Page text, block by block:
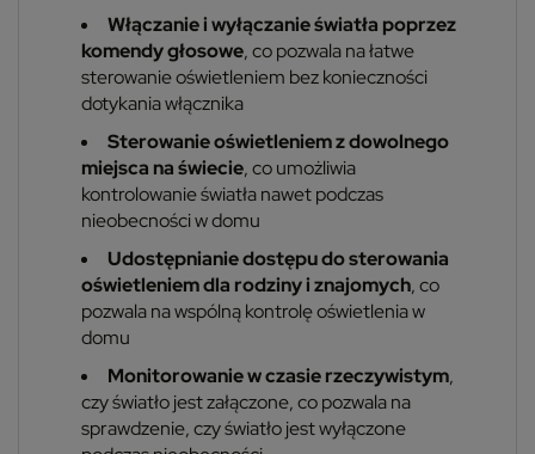
Włączanie i wyłączanie światła poprzez
komendy głosowe, co pozwala na łatwe
sterowanie oświetleniem bez konieczności
dotykania włącznika
Sterowanie oświetleniem z dowolnego
miejsca na świecie, co umożliwia
kontrolowanie światła nawet podczas
nieobecności w domu
Udostępnianie dostępu do sterowania
oświetleniem dla rodziny i znajomych, co
pozwala na wspólną kontrolę oświetlenia w
domu
Monitorowanie w czasie rzeczywistym,
czy światło jest załączone, co pozwala na
sprawdzenie, czy światło jest wyłączone